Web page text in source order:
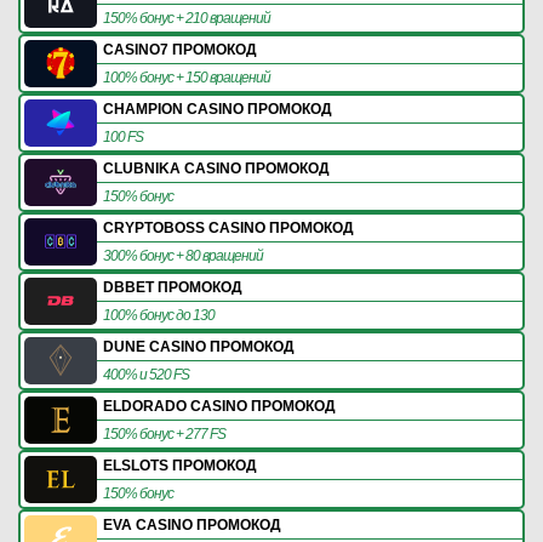
150% бонус + 210 вращений
CASINO7 ПРОМОКОД
100% бонус + 150 вращений
CHAMPION CASINO ПРОМОКОД
100 FS
CLUBNIKA CASINO ПРОМОКОД
150% бонус
CRYPTOBOSS CASINO ПРОМОКОД
300% бонус + 80 вращений
DBBET ПРОМОКОД
100% бонус до 130
DUNE CASINO ПРОМОКОД
400% и 520 FS
ELDORADO CASINO ПРОМОКОД
150% бонус + 277 FS
ELSLOTS ПРОМОКОД
150% бонус
EVA CASINO ПРОМОКОД